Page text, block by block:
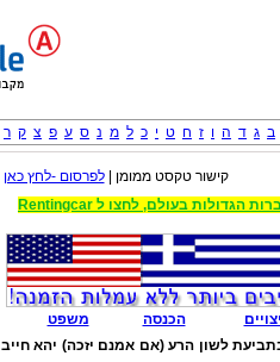
ב ג ד ה ו ז ח ט י כ ל מ נ ס ע פ צ ק ר
קישור טקסט ממומן |לפרסום -לחץ כאן
הכנסה
משפט
לשון הרע (אם אמנם יזכה) יהא חייב